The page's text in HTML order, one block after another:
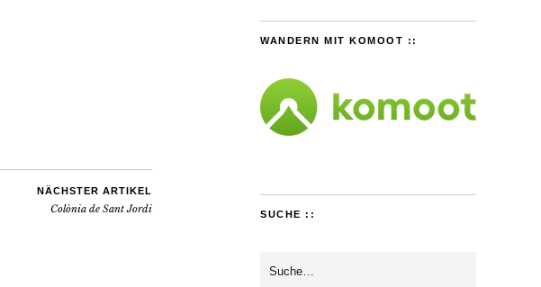
NÄCHSTER ARTIKEL
Colònia de Sant Jordi
WANDERN MIT KOMOOT ::
SUCHE ::